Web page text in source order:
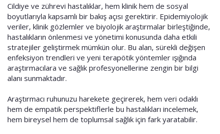
Cildiye ve zührevi hastalıklar, hem klinik hem de sosyal
boyutlarıyla kapsamlı bir bakış açısı gerektirir. Epidemiyolojik
veriler, klinik gözlemler ve biyolojik araştırmalar birleştiğinde,
hastalıkların önlenmesi ve yönetimi konusunda daha etkili
stratejiler geliştirmek mümkün olur. Bu alan, sürekli değişen
enfeksiyon trendleri ve yeni terapötik yöntemler ışığında
araştırmacılara ve sağlık profesyonellerine zengin bir bilgi
alanı sunmaktadır.
Araştırmacı ruhunuzu harekete geçirerek, hem veri odaklı
hem de empatik perspektiflerle bu hastalıkları incelemek,
hem bireysel hem de toplumsal sağlık için fark yaratabilir.